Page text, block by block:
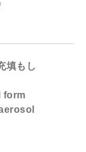
填もし
form